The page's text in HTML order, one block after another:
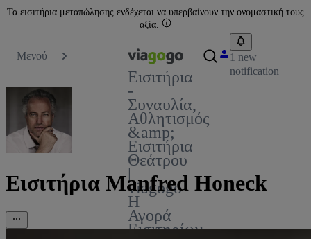
Τα εισιτήρια μεταπώλησης ενδέχεται να υπερβαίνουν την ονομαστική τους
αξία.
Μενού
Εισιτήρια
-
Συναυλία,
Αθλητισμός
&amp;
Εισιτήρια
Θεάτρου
|
viagogo
Η
Αγορά
Εισιτηρίων
1 new
notification
Εισιτήρια Manfred Honeck